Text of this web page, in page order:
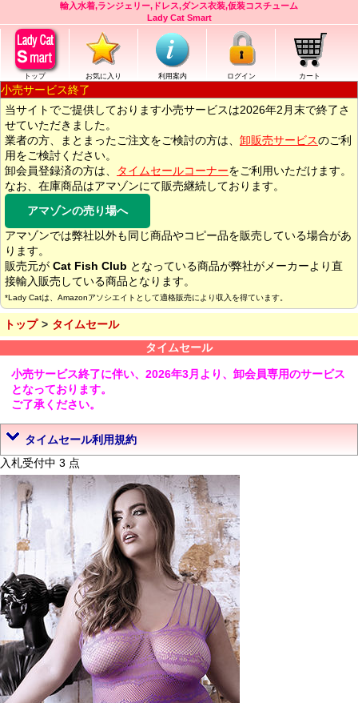
輸入水着,ランジェリー,ドレス,ダンス衣装,仮装コスチューム
Lady Cat Smart
トップ お気に入り 利用案内 ログイン カート
小売サービス終了
当サイトでご提供しております小売サービスは2026年2月末で終了さ
せていただきました。
業者の方、まとまったご注文をご検討の方は、 卸販売サービスのご利
用をご検討ください。
卸会員登録済の方は、
タイムセールコーナーをご利用いただけます。
なお、在庫商品はアマゾンにて販売継続しております。
アマゾンの売り場へ
アマゾンでは弊社以外も同じ商品やコピー品を販売している場合があ
ります。
販売元が Cat Fish Club となっている商品が弊社がメーカーより直
接輸入販売している商品となります。
*Lady Catは、Amazonアソシエイトとして適格販売により収入を得ています。
トップ
タイムセール
タイムセール
小売サービス終了に伴い、2026年3月より、卸会員専用のサービス
となっております。
ご了承ください。
タイムセール利用規約
入札受付中 3 点